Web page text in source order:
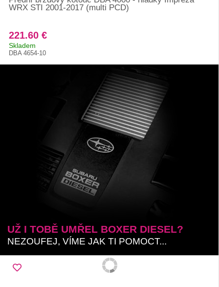
WRX STI 2001-2017 (multi PCD)
221.60 €
Skladem
DBA 4654-10
UŽ I TOBĚ UMŘEL BOXER DIESEL?
NEZOUFEJ, VÍME JAK TI POMOCT...